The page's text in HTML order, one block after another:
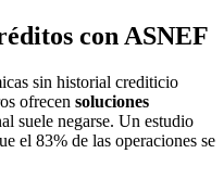
con ASNEF
sin historial crediticio
ofrecen soluciones
suele negarse. Un estudio
el 83% de las operaciones se